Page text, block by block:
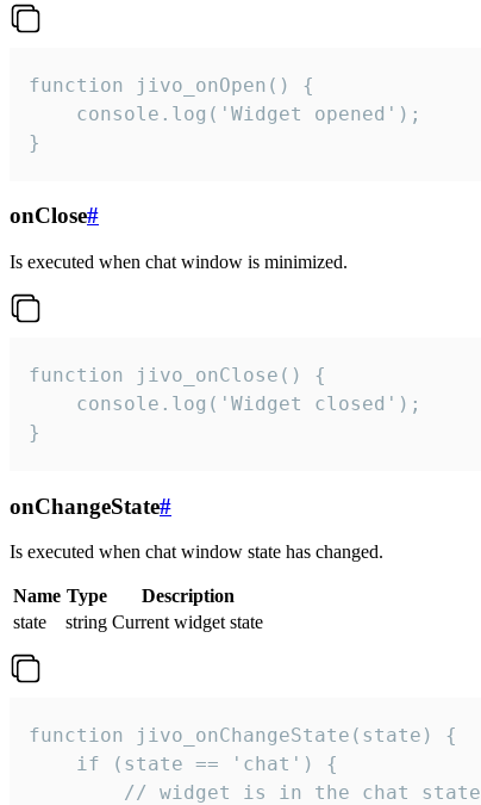
function jivo_onOpen() {
    console.log('Widget opened');
}
onClose#
Is executed when chat window is minimized.
function jivo_onClose() {
    console.log('Widget closed');
}
onChangeState#
Is executed when chat window state has changed.
Name Type
Description
state
string Current widget state
function jivo_onChangeState(state) {
    if (state == 'chat') {
        // widget is in the chat state